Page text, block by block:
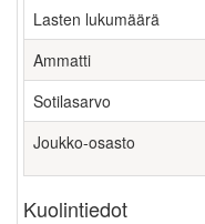
Lasten lukumäärä
Ammatti
Sotilasarvo
Joukko-osasto
Kuolintiedot